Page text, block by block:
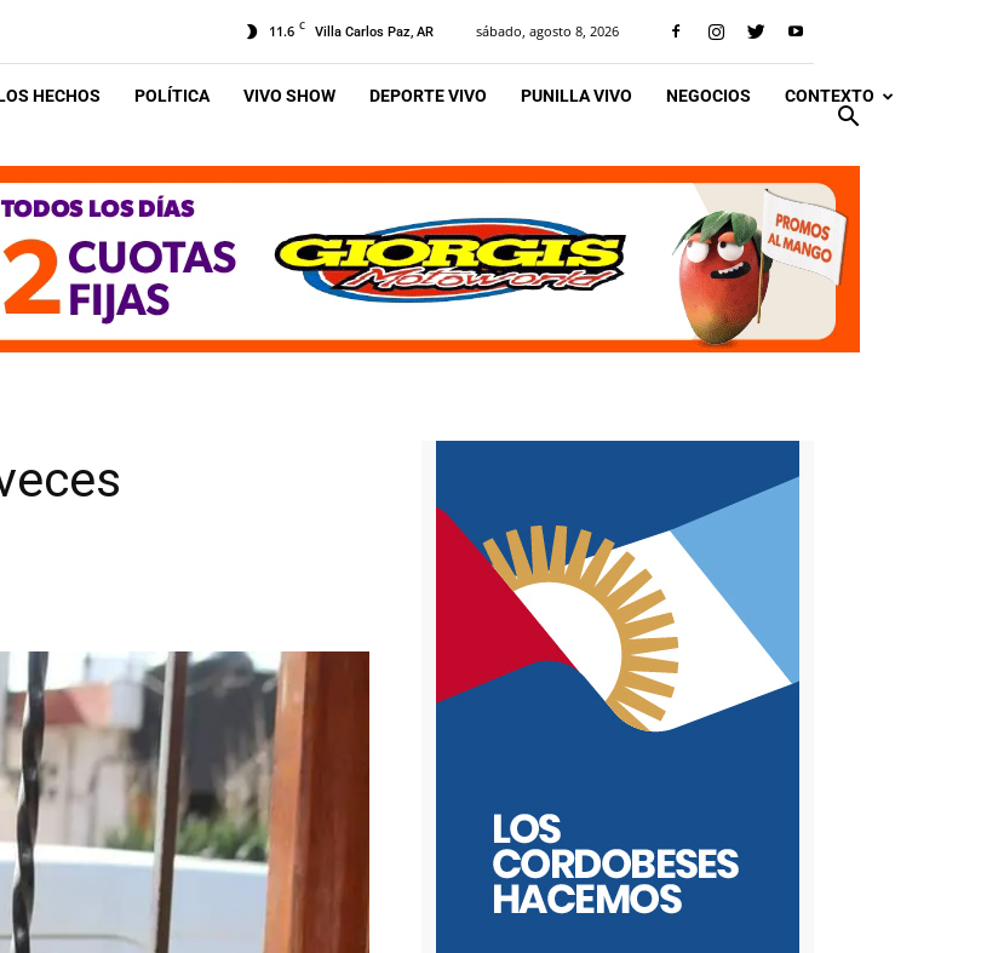
11.6 C Villa Carlos Paz, AR sábado, agosto 8, 2026
HECHOS POLÍTICA VIVO SHOW DEPORTE VIVO PUNILLA VIVO NEGOCIOS CONTEXTO